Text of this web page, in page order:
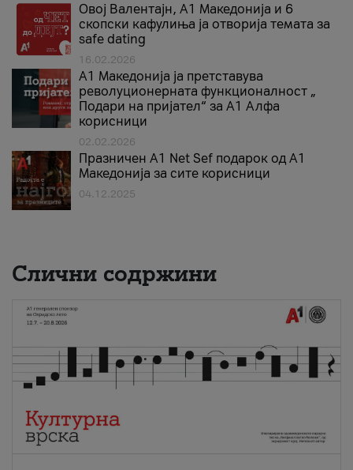
Овој Валентајн, A1 Македонија и 6
скопски кафулиња ја отворија темата за
safe dating
16.02.2026
А1 Македонија ја претставува
револуционерната функционалност „
Подари на пријател“ за А1 Алфа
корисници
02.02.2026
Празничен A1 Net Sеf подарок од А1
Македонија за сите корисници
04.12.2025
Слични содржини